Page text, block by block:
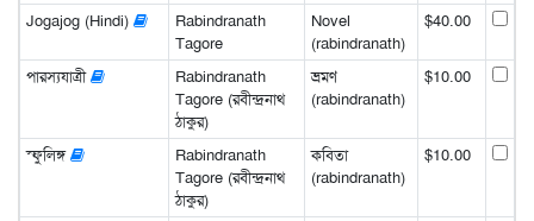
Jogajog (Hindi)
Rabindranath
Tagore
Novel
(rabindranath)
$40.00
পারস্যযাত্রী
Rabindranath
Tagore (রবীন্দ্রনাথ
ঠাকুর)
ভ্রমণ
(rabindranath)
$10.00
স্ফুলিঙ্গ
Rabindranath
Tagore (রবীন্দ্রনাথ
ঠাকুর)
কবিতা
(rabindranath)
$10.00